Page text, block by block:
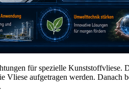
für spezielle Kunststoffvliese.
aufgetragen werden.